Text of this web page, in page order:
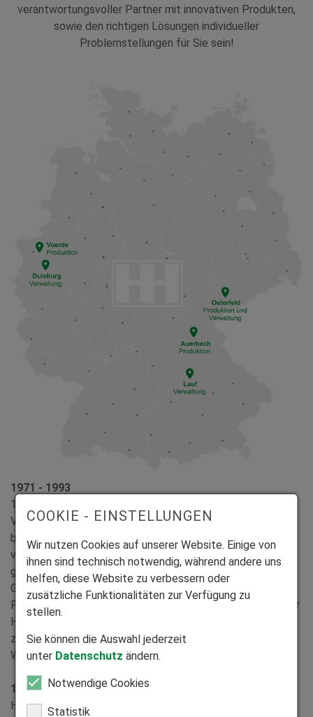
verantwortungsvoller Partner mit innovativen Produkten,
sowie den richtigen Lösungen individueller
Problemstellungen für Sie sein!
1971 - 1993
1971 gründete Rolf Schommers sen. die HEIM & HAUS
Vertriebsgesellschaft mbH in Lauf an der Pegnitz. Er
begann mit der Produktion und dem Direktverkauf
von Rollladen, die speziell für den nachträglichen Einbau
geeignet sind. 1974 und 1976 erfolgten weitere
Gründungen, die der HEIM & HAUS Kunststofffenster
Produktions GmbH in Auerbach in der Oberpfalz und die der
HEIM & HAUS Produktionsgesellschaft mbH in Duisburg
zur Erweiterung der Vertriebsaktivitäten auf
Westdeutschland.
1994 - 2001
HEIM & HAUS gründete 1994 die gleichnamige
COOKIE - EINSTELLUNGEN
Wir nutzen Cookies auf unserer Website. Einige von
ihnen sind technisch notwendig, während andere uns
helfen, diese Website zu verbessern oder
zusätzliche Funktionalitäten zur Verfügung zu
stellen.
Sie können die Auswahl jederzeit
unter Datenschutz ändern.
Notwendige Cookies
Statistik